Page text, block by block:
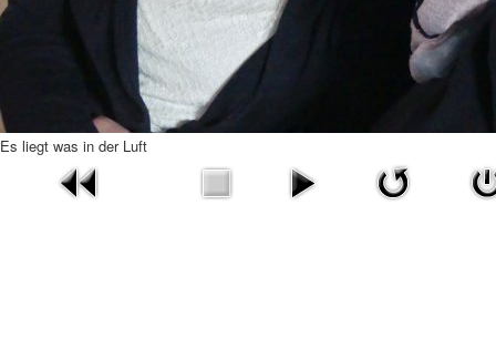
Es liegt was in der Luft